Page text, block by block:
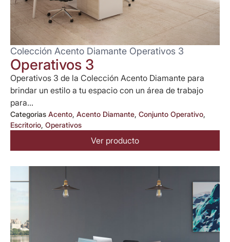
Colección Acento Diamante Operativos 3
Operativos 3
Operativos 3 de la Colección Acento Diamante para
brindar un estilo a tu espacio con un área de trabajo
para...
Categorias Acento, Acento Diamante, Conjunto Operativo,
Escritorio, Operativos
Ver producto